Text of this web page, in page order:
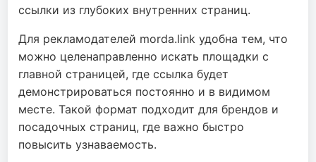
ссылки из глубоких внутренних страниц.
Для рекламодателей morda.link удобна тем, что
можно целенаправленно искать площадки с
главной страницей, где ссылка будет
демонстрироваться постоянно и в видимом
месте. Такой формат подходит для брендов и
посадочных страниц, где важно быстро
повысить узнаваемость.